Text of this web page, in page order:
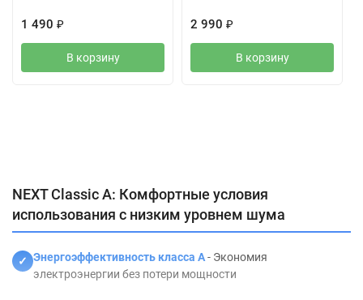
1 490 ₽
В корзину
2 990 ₽
В корзину
NEXT Classic A: Комфортные условия
использования с низким уровнем шума
✓ Энергоэффективность класса А- Экономия
электроэнергии без потери мощности